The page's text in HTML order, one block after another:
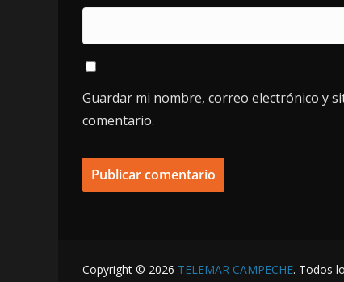
Guardar mi nombre, correo electrónico y
comentario.
Copyright © 2026 TELEMAR CAMPECHE. Todos